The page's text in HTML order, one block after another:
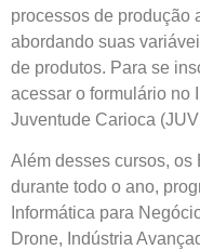
processos de produção
abordando suas
de produtos. Para se
acessar o formulário no
Juventude Carioca
Além desses cursos, os
durante todo o ano,
Informática para
Drone, Indústria